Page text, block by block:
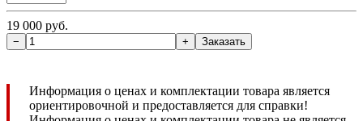
19 000 руб.
Информация о ценах и комплектации товара является
ориентировочной и предоставляется для справки!